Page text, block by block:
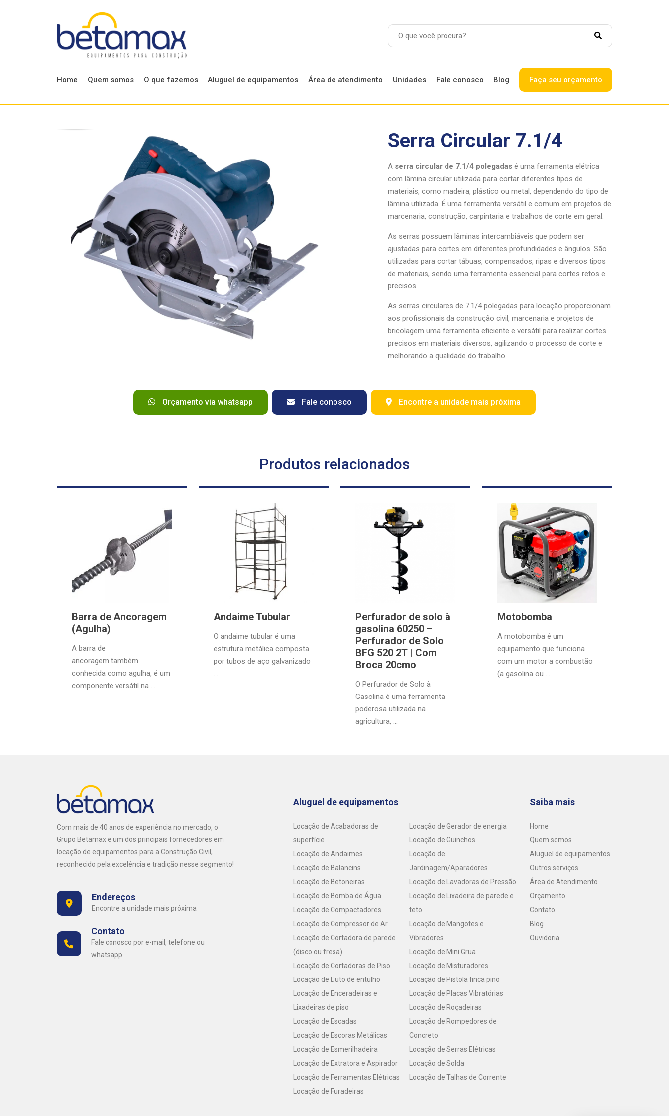
Home Quem somos O que fazemos Aluguel de equipamentos Área de atendimento
Locação de Andaimes
Locação de Betoneiras
Unidades Fale conosco
SAC
Canal exclusivo para
colaboradores
Trabalhe conosco
Blog Faça seu orçamento
Serra Circular 7.1/4
A serra circular de 7.1/4 polegadas é uma ferramenta elétrica
com lâmina circular utilizada para cortar diferentes tipos de
materiais, como madeira, plástico ou metal, dependendo do tipo de
lâmina utilizada. É uma ferramenta versátil e comum em projetos de
marcenaria, construção, carpintaria e trabalhos de corte em geral.
As serras possuem lâminas intercambiáveis que podem ser
ajustadas para cortes em diferentes profundidades e ângulos. São
utilizadas para cortar tábuas, compensados, ripas e diversos tipos
de materiais, sendo uma ferramenta essencial para cortes retos e
precisos.
As serras circulares de 7.1/4 polegadas para locação proporcionam
aos profissionais da construção civil, marcenaria e projetos de
bricolagem uma ferramenta eficiente e versátil para realizar cortes
precisos em materiais diversos, agilizando o processo de corte e
melhorando a qualidade do trabalho.
Orçamento via whatsapp Fale conosco Encontre a unidade mais próxima
Produtos relacionados
Barra de Ancoragem
(Agulha)
A barra de
ancoragem também
conhecida como agulha, é um
componente versátil na ...
Andaime Tubular
O andaime tubular é uma
estrutura metálica composta
por tubos de aço galvanizado
...
Perfurador de solo à
gasolina 60250 –
Perfurador de Solo
BFG 520 2T | Com
Broca 20cmo
O Perfurador de Solo à
Gasolina é uma ferramenta
poderosa utilizada na
agricultura, ...
Motobomba
A motobomba é um
equipamento que funciona
com um motor a combustão
(a gasolina ou ...
Com mais de 40 anos de experiência no mercado, o
Grupo Betamax é um dos principais fornecedores em
locação de equipamentos para a Construção Civil,
reconhecido pela excelência e tradição nesse segmento!
Endereços
Encontre a unidade mais próxima
Contato
Fale conosco por e-mail, telefone ou
whatsapp
Aluguel de equipamentos
Locação de Acabadoras de
superfície
Locação de Andaimes
Locação de Balancins
Locação de Betoneiras
Locação de Bomba de Água
Locação de Compactadores
Locação de Compressor de Ar
Locação de Cortadora de parede
(disco ou fresa)
Locação de Cortadoras de Piso
Locação de Duto de entulho
Locação de Enceradeiras e
Lixadeiras de piso
Locação de Escadas
Locação de Escoras Metálicas
Locação de Esmerilhadeira
Locação de Extratora e Aspirador
Locação de Ferramentas Elétricas
Locação de Furadeiras
Locação de Gerador de energia
Locação de Guinchos
Locação de
Jardinagem/Aparadores
Locação de Lavadoras de Pressão
Locação de Lixadeira de parede e
teto
Locação de Mangotes e
Vibradores
Locação de Mini Grua
Locação de Misturadores
Locação de Pistola finca pino
Locação de Placas Vibratórias
Locação de Roçadeiras
Locação de Rompedores de
Concreto
Locação de Serras Elétricas
Locação de Solda
Locação de Talhas de Corrente
Saiba mais
Home
Quem somos
Aluguel de equipamentos
Outros serviços
Área de Atendimento
Orçamento
Contato
Blog
Ouvidoria